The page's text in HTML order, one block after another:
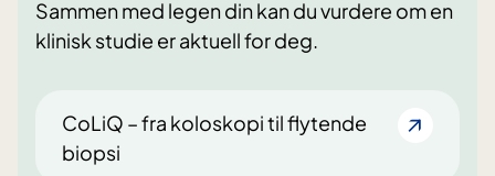
Sammen med legen din kan du vurdere om en
klinisk studie er aktuell for deg.
CoLiQ – fra koloskopi til flytende
biopsi